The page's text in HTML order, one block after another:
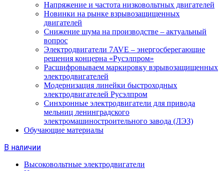
Напряжение и частота низковольтных двигателей
Новинки на рынке взрывозащищенных
двигателей
Снижение шума на производстве – актуальный
вопрос
Электродвигатели 7AVE – энергосберегающие
решения концерна «Русэлпром»
Расшифровываем маркировку взрывозащищенных
электродвигателей
Модернизация линейки быстроходных
электродвигателей Русэлпром
Синхронные электродвигатели для привода
мельниц ленинградского
электромашиностроительного завода (ЛЭЗ)
Обучающие материалы
В наличии
Высоковольтные электродвигатели